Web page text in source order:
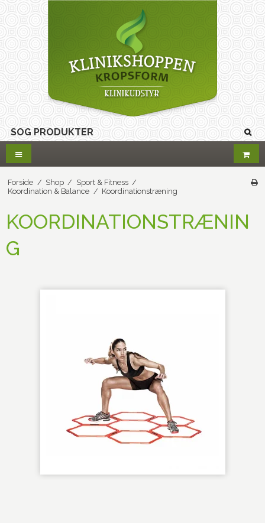
Forside / Shop / Sport & Fitness /
Koordination & Balance / Koordinationstræning
KOORDINATIONSTRÆNIN
G